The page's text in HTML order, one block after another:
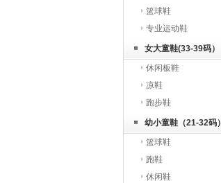
篮球鞋
专业运动鞋
女大童鞋(33-39码）
休闲板鞋
凉鞋
跑步鞋
幼小童鞋（21-32码）
篮球鞋
跑鞋
休闲鞋